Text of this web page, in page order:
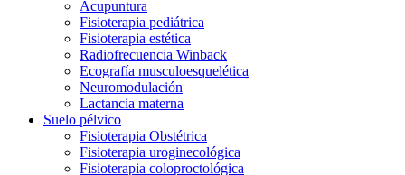
Acupuntura
Fisioterapia pediátrica
Fisioterapia estética
Radiofrecuencia Winback
Ecografía musculoesquelética
Neuromodulación
Lactancia materna
Suelo pélvico
Fisioterapia Obstétrica
Fisioterapia uroginecológica
Fisioterapia coloproctológica